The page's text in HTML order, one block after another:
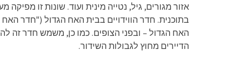
אזור מגורים, גיל, נטייה מינית ועוד. שונות זו
בתוכנית. חדר הווידויים בבית האח הגדול ("חדר
האח הגדול – ובפני הצופים. כמו כן, משמש חדר זה
הדיירים מחוץ לגבולות השידור.